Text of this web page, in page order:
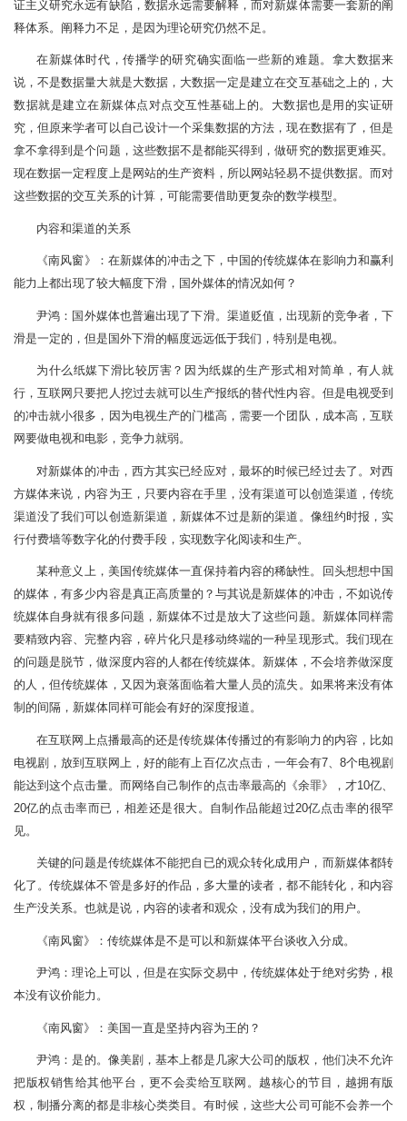
证主义研究永远有缺陷，数据永远需要解释，而对新媒体需要一套新的阐
释体系。阐释力不足，是因为理论研究仍然不足。
在新媒体时代，传播学的研究确实面临一些新的难题。拿大数据来
说，不是数据量大就是大数据，大数据一定是建立在交互基础之上的，大
数据就是建立在新媒体点对点交互性基础上的。大数据也是用的实证研
究，但原来学者可以自己设计一个采集数据的方法，现在数据有了，但是
拿不拿得到是个问题，这些数据不是都能买得到，做研究的数据更难买。
现在数据一定程度上是网站的生产资料，所以网站轻易不提供数据。而对
这些数据的交互关系的计算，可能需要借助更复杂的数学模型。
内容和渠道的关系
《南风窗》：在新媒体的冲击之下，中国的传统媒体在影响力和赢利
能力上都出现了较大幅度下滑，国外媒体的情况如何？
尹鸿：国外媒体也普遍出现了下滑。渠道贬值，出现新的竞争者，下
滑是一定的，但是国外下滑的幅度远远低于我们，特别是电视。
为什么纸媒下滑比较厉害？因为纸媒的生产形式相对简单，有人就
行，互联网只要把人挖过去就可以生产报纸的替代性内容。但是电视受到
的冲击就小很多，因为电视生产的门槛高，需要一个团队，成本高，互联
网要做电视和电影，竞争力就弱。
对新媒体的冲击，西方其实已经应对，最坏的时候已经过去了。对西
方媒体来说，内容为王，只要内容在手里，没有渠道可以创造渠道，传统
渠道没了我们可以创造新渠道，新媒体不过是新的渠道。像纽约时报，实
行付费墙等数字化的付费手段，实现数字化阅读和生产。
某种意义上，美国传统媒体一直保持着内容的稀缺性。回头想想中国
的媒体，有多少内容是真正高质量的？与其说是新媒体的冲击，不如说传
统媒体自身就有很多问题，新媒体不过是放大了这些问题。新媒体同样需
要精致内容、完整内容，碎片化只是移动终端的一种呈现形式。我们现在
的问题是脱节，做深度内容的人都在传统媒体。新媒体，不会培养做深度
的人，但传统媒体，又因为衰落面临着大量人员的流失。如果将来没有体
制的间隔，新媒体同样可能会有好的深度报道。
在互联网上点播最高的还是传统媒体传播过的有影响力的内容，比如
电视剧，放到互联网上，好的能有上百亿次点击，一年会有7、8个电视剧
能达到这个点击量。而网络自己制作的点击率最高的《余罪》，才10亿、
20亿的点击率而已，相差还是很大。自制作品能超过20亿点击率的很罕
见。
关键的问题是传统媒体不能把自已的观众转化成用户，而新媒体都转
化了。传统媒体不管是多好的作品，多大量的读者，都不能转化，和内容
生产没关系。也就是说，内容的读者和观众，没有成为我们的用户。
《南风窗》：传统媒体是不是可以和新媒体平台谈收入分成。
尹鸿：理论上可以，但是在实际交易中，传统媒体处于绝对劣势，根
本没有议价能力。
《南风窗》：美国一直是坚持内容为王的？
尹鸿：是的。像美剧，基本上都是几家大公司的版权，他们决不允许
把版权销售给其他平台，更不会卖给互联网。越核心的节目，越拥有版
权，制播分离的都是非核心类类目。有时候，这些大公司可能不会养一个